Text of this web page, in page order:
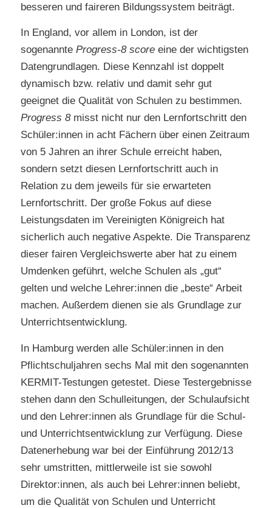
besseren und faireren Bildungssystem beiträgt.
In England, vor allem in London, ist der
sogenannte Progress-8 scoreeine der wichtigsten
Datengrundlagen. Diese Kennzahl ist doppelt
dynamisch bzw. relativ und damit sehr gut
geeignet die Qualität von Schulen zu bestimmen.
Progress 8misst nicht nur den Lernfortschritt den
Schüler:innen in acht Fächern über einen Zeitraum
von 5 Jahren an ihrer Schule erreicht haben,
sondern setzt diesen Lernfortschritt auch in
Relation zu dem jeweils für sie erwarteten
Lernfortschritt. Der große Fokus auf diese
Leistungsdaten im Vereinigten Königreich hat
sicherlich auch negative Aspekte. Die Transparenz
dieser fairen Vergleichswerte aber hat zu einem
Umdenken geführt, welche Schulen als „gut“
gelten und welche Lehrer:innen die „beste“ Arbeit
machen. Außerdem dienen sie als Grundlage zur
Unterrichtsentwicklung.
In Hamburg werden alle Schüler:innen in den
Pflichtschuljahren sechs Mal mit den sogenannten
KERMIT-Testungen getestet. Diese Testergebnisse
stehen dann den Schulleitungen, der Schulaufsicht
und den Lehrer:innen als Grundlage für die Schul-
und Unterrichtsentwicklung zur Verfügung. Diese
Datenerhebung war bei der Einführung 2012/13
sehr umstritten, mittlerweile ist sie sowohl
Direktor:innen, als auch bei Lehrer:innen beliebt,
um die Qualität von Schulen und Unterricht